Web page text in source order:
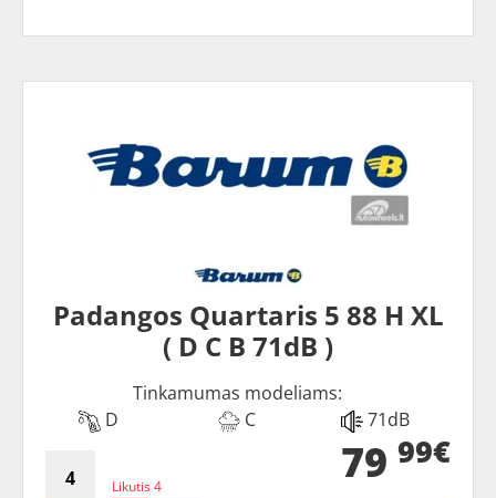
Padangos Quartaris 5 88 H XL
( D C B 71dB )
Tinkamumas modeliams:
D
C 71dB
Likutis 4 79 99€